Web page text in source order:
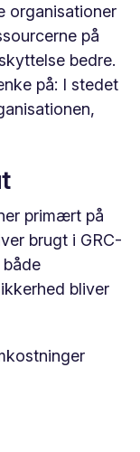
organisationer
på
bedre.
på: I stedet
primært på
brugt i GRC-
bliver